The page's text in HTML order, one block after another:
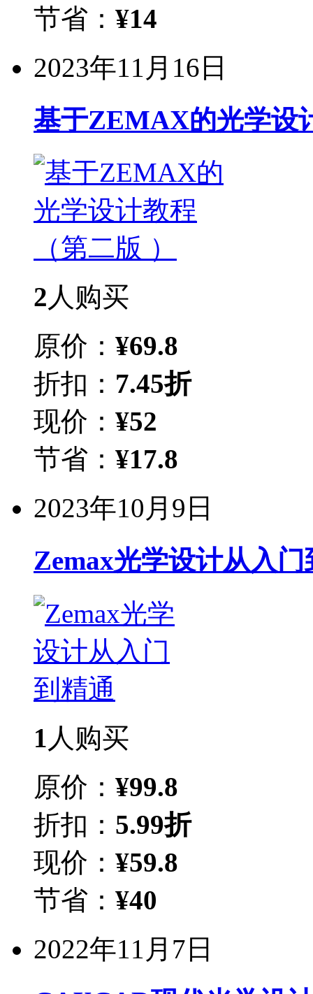
节省： ¥14
2023年11月16日
基于ZEMAX的光学设
2 人购买
原价： ¥69.8
折扣： 7.45折
现价： ¥52
节省： ¥17.8
2023年10月9日
Zemax光学设计从入门
1 人购买
原价： ¥99.8
折扣： 5.99折
现价： ¥59.8
节省： ¥40
2022年11月7日